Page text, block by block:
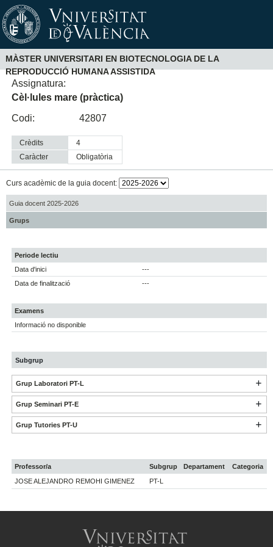
MÀSTER UNIVERSITARI EN BIOTECNOLOGIA DE LA
REPRODUCCIÓ HUMANA ASSISTIDA
Assignatura:
Cèl·lules mare (pràctica)
Codi:
42807
Crèdits
4
Caràcter
obligatòria
Curs acadèmic de la guia docent:
Guia docent 2025-2026
Grups
Periode lectiu
Data d'inici
---
Data de finalització
---
Examens
Informació no disponible
Subgrup
Grup Laboratori PT-L
Grup Seminari PT-E
Grup Tutories PT-U
Professor/a Subgrup Departament
Categoria
JOSE ALEJANDRO REMOHI GIMENEZ
PT-L